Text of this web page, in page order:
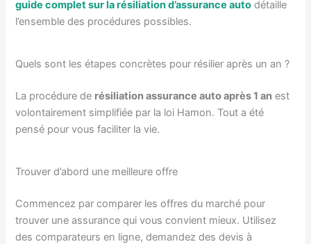
guide complet sur la résiliation d’assurance auto détaille
l’ensemble des procédures possibles.
Quels sont les étapes concrètes pour résilier après un an ?
La procédure de résiliation assurance auto après 1 an est
volontairement simplifiée par la loi Hamon. Tout a été
pensé pour vous faciliter la vie.
Trouver d’abord une meilleure offre
Commencez par comparer les offres du marché pour
trouver une assurance qui vous convient mieux. Utilisez
des comparateurs en ligne, demandez des devis à